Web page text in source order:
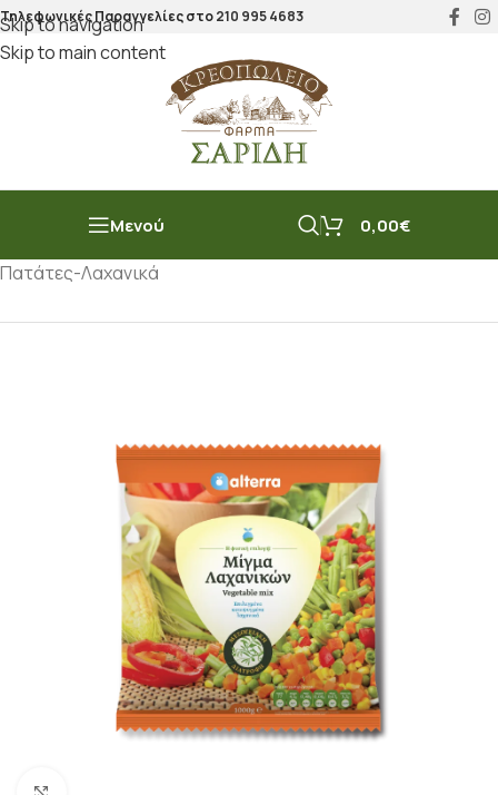
Skip to navigation
Skip to main content
Τηλεφωνικές Παραγγελίες στο210 995 4683
Μενού 0,00€
Πατάτες-Λαχανικά